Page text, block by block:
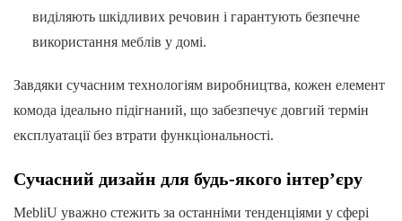
виділяють шкідливих речовин і гарантують безпечне
використання меблів у домі.
Завдяки сучасним технологіям виробництва, кожен елемент
комода ідеально підігнаний, що забезпечує довгий термін
експлуатації без втрати функціональності.
Сучасний дизайн для будь-якого інтер’єру
MebliU уважно стежить за останніми тенденціями у сфері